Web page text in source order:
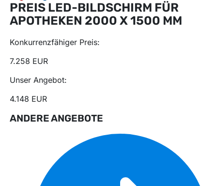
PREIS LED-BILDSCHIRM FÜR
APOTHEKEN 2000 X 1500 MM
Konkurrenzfähiger Preis:
7.258 EUR
Unser Angebot:
4.148 EUR
ANDERE ANGEBOTE